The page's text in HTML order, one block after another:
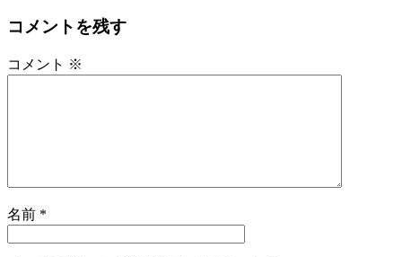
コメントを残す
コメント ※
名前 *